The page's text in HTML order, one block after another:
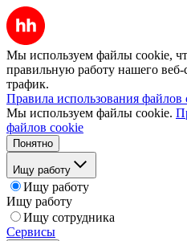
Мы используем файлы cookie,
правильную работу нашего веб-
трафик.
Правила использования файлов
Мы используем файлы cookie.
файлов cookie
Понятно
Ищу работу
Ищу работу
Ищу работу
Ищу сотрудника
Сервисы